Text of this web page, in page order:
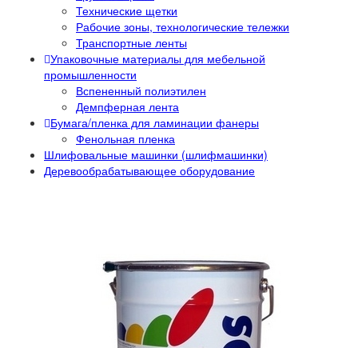
Технические щетки
Рабочие зоны, технологические тележки
Транспортные ленты
Упаковочные материалы для мебельной
промышленности
Вспененный полиэтилен
Демпферная лента
Бумага/пленка для ламинации фанеры
Фенольная пленка
Шлифовальные машинки (шлифмашинки)
Деревообрабатывающее оборудование